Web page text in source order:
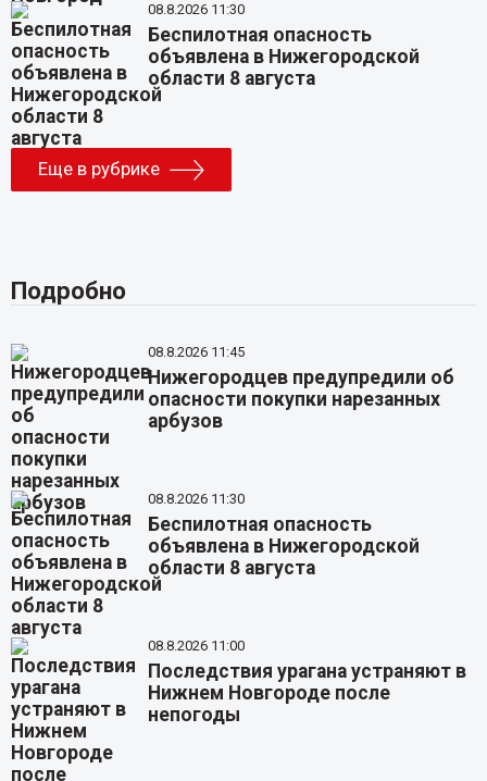
08.8.2026 11:30
Беспилотная опасность
объявлена в Нижегородской
области 8 августа
Еще в рубрике
Подробно
08.8.2026 11:45
Нижегородцев предупредили об
опасности покупки нарезанных
арбузов
08.8.2026 11:30
Беспилотная опасность
объявлена в Нижегородской
области 8 августа
08.8.2026 11:00
Последствия урагана устраняют в
Нижнем Новгороде после
непогоды